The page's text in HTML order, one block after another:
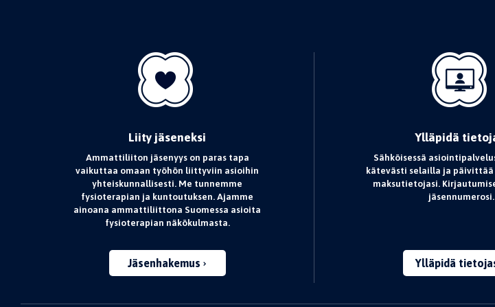
Liity jäseneksi
Ammattiliiton jäsenyys on paras tapa
vaikuttaa omaan työhön liittyviin asioihin
yhteiskunnallisesti. Me tunnemme
fysioterapian ja kuntoutuksen. Ajamme
ainoana ammattiliittona Suomessa asioita
fysioterapian näkökulmasta.
Jäsenhakemus
Ylläpidä
Sähköisessä
kätevästi selailla ja päivittää
maksutietojasi.
jäsennumerosi.
Ylläpidä